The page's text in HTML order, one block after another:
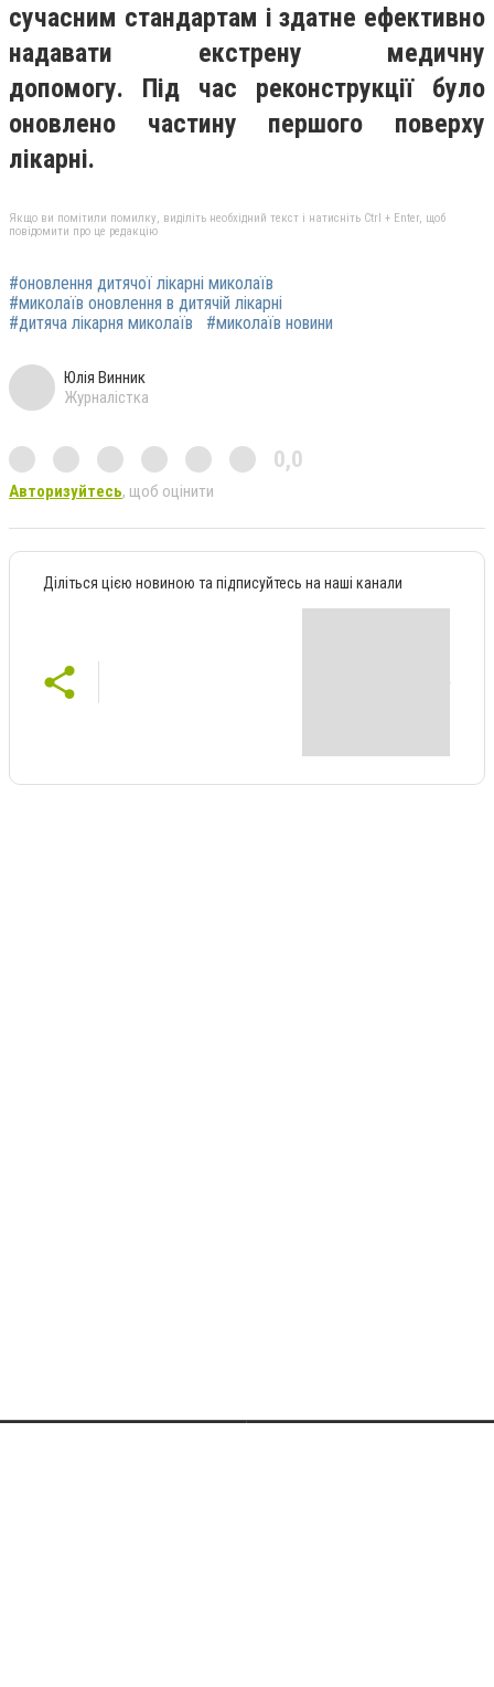
сучасним стандартам і здатне ефективно
надавати екстрену медичну
допомогу. Під час реконструкції було
оновлено частину першого поверху
лікарні.
Якщо ви помітили помилку, виділіть необхідний текст і натисніть Ctrl + Enter, щоб
повідомити про це редакцію
#оновлення дитячої лікарні миколаїв
#миколаїв оновлення в дитячій лікарні
#дитяча лікарня миколаїв
#миколаїв новини
Юлія Винник
Журналістка
0,0
Авторизуйтесь, щоб оцінити
Діліться цією новиною та підписуйтесь на наші канали